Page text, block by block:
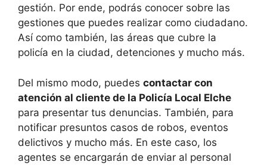
gestión. Por ende, podrás conocer sobre las
gestiones que puedes realizar como ciudadano.
Así como también, las áreas que cubre la
policía en la ciudad, detenciones y mucho más.
Del mismo modo, puedes contactar con
atención al cliente de la Policía Local Elche
para presentar tus denuncias. También, para
notificar presuntos casos de robos, eventos
delictivos y mucho más. En este caso, los
agentes se encargarán de enviar al personal